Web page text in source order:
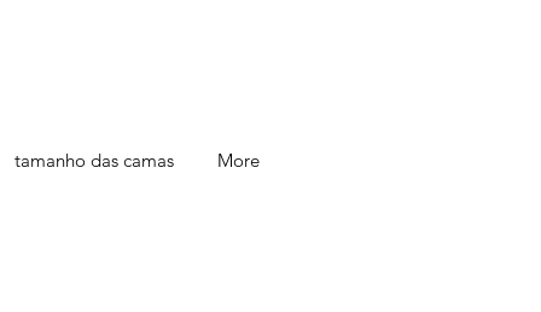
tamanho das camas More